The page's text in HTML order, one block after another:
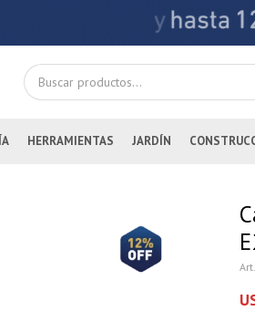
HERRAMIENTAS JARDÍN